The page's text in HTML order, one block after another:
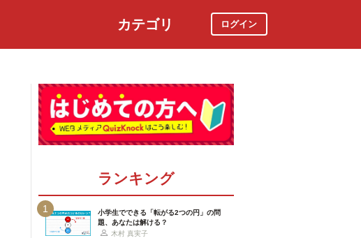
カテゴリ ログイン
ランキング
1
小学生でできる「転がる2つの円」の問
題、あなたは解ける？
木村 真実子